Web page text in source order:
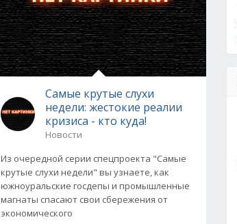
Самые крутые слухи
недели: жестокие реалии
кризиса - кто куда!
Новости
Из очередной серии спецпроекта "Самые
крутые слухи недели" вы узнаете, как
южноуральские госдепы и промышленные
магнаты спасают свои сбережения от
экономического